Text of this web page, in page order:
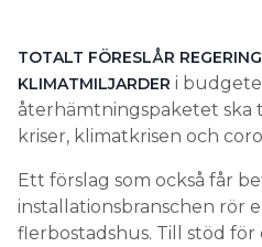
TOTALT FÖRESLÅR
KLIMATMILJARDER i
återhämtningspaketet ska
kriser, klimatkrisen och
Ett förslag som också får
installationsbranschen rör
flerbostadshus. Till stöd